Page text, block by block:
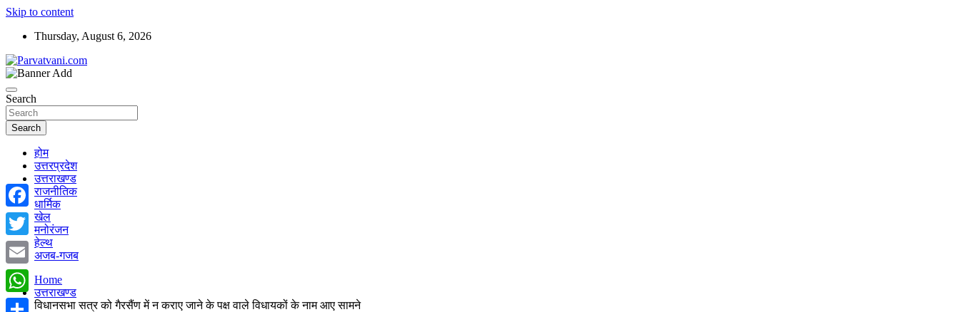
Skip to content
Thursday, August 6, 2026
Parvatvani.com
Search
Search
होम
उत्तरप्रदेश
उत्तराखण्ड
राजनीतिक
धार्मिक
खेल
मनोरंजन
हेल्थ
अजब-गजब
Home
उत्तराखण्ड
विधानसभा सत्र को गैरसैंण में न कराए जाने के पक्ष वाले विधायकों के नाम आए सामने
Facebook
Twitter
Email
WhatsApp